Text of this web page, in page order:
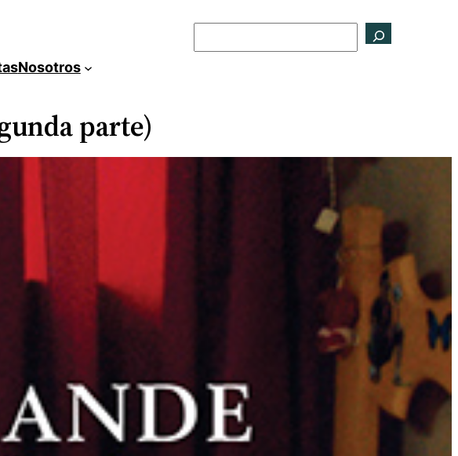
Nosotros
parte)